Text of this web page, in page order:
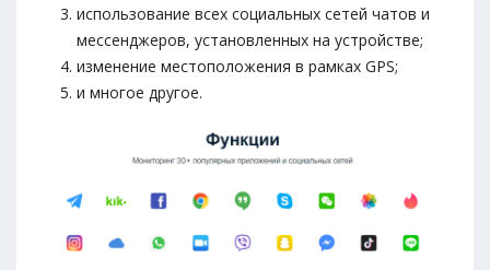
использование всех социальных сетей чатов и
мессенджеров, установленных на устройстве;
изменение местоположения в рамках GPS;
и многое другое.